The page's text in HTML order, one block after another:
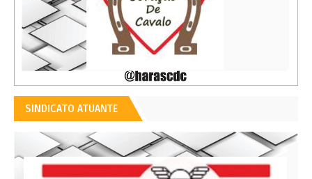
SINDICATO ATUANTE